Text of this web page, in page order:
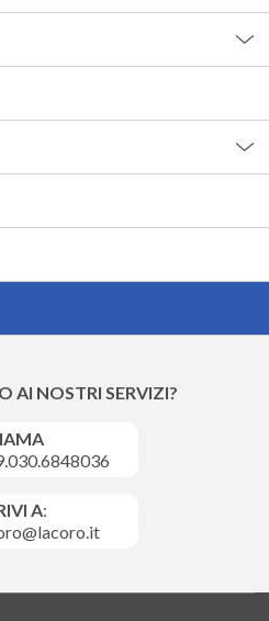
AI NOSTRI SERVIZI?
A: